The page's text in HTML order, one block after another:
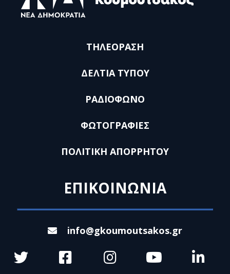
ΤΗΛΕΟΡΑΣΗ
ΔΕΛΤΙΑ ΤΥΠΟΥ
ΡΑΔΙΟΦΩΝΟ
ΦΩΤΟΓΡΑΦΙΕΣ
ΠΟΛΙΤΙΚΗ ΑΠΟΡΡΗΤΟΥ
ΕΠΙΚΟΙΝΩΝΙΑ
info@gkoumoutsakos.gr